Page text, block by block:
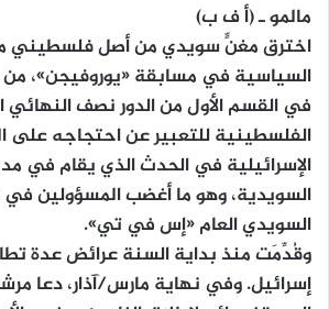
مالمو ـ (أ ف ب)
اخترق مغنٍّ سويدي من أصل فلسطيني
السياسية في مسابقة «يوروفيجن»،
في القسم الأول من الدور نصف النهائي
الفلسطينية للتعبير عن احتجاجه على
الإسرائيلية في الحدث الذي يقام في
السويدية، وهو ما أغضب المسؤولين في
السويدي العام «إس في تي».
وقُدِّمَت منذ بداية السنة عرائض عدة
إسرائيل. وفي نهاية مارس/آذار، دعا